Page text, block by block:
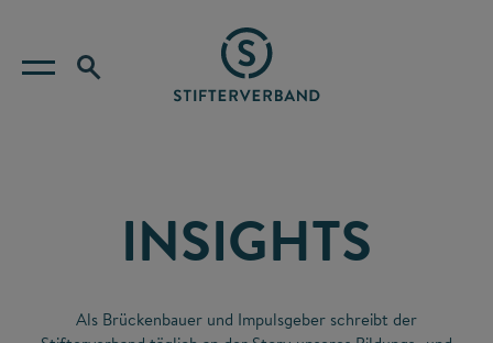
INSIGHTS
Als Brückenbauer und Impulsgeber schreibt der